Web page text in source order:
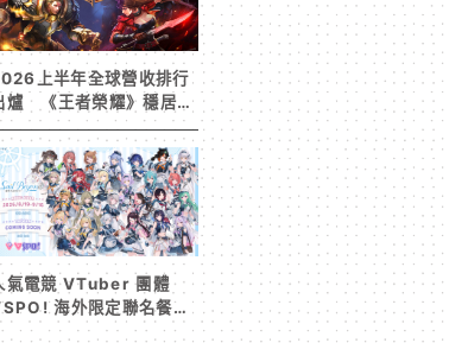
上半年全球營收排行
爐 《王者榮耀》穩居榜
《寒霜啟示錄》緊追在
！
氣電競 VTuber 團體
海外限定聯名餐廳
Sail Beyond！～駛向